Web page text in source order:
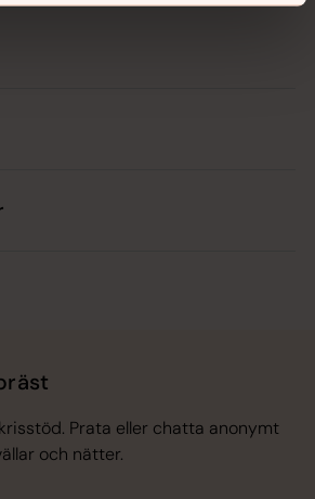
Prata eller chatta anonymt
och nätter.